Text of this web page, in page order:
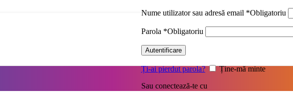
Nume utilizator sau adresă email *Obligatoriu
Parola *Obligatoriu
Autentificare
Ți-ai pierdut parola?
Ține-mă minte
Sau conectează-te cu